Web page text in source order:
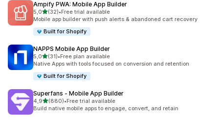
Ampify PWA: Mobile App Builder
5,0de 5 estrelas
(32)
32 total de avaliações
•Free trial available
Mobile app builder with push alerts & abandoned cart recovery
Built for Shopify
NAPPS Mobile App Builder
5,0de 5 estrelas
(31)
31 total de avaliações
•Free plan available
Native Apps with tools focused on conversion and retention
Built for Shopify
Superfans ‑ Mobile App Builder
4,9de 5 estrelas
(880)
880 total de avaliações
•Free trial available
Build native mobile apps to engage, convert, and retain